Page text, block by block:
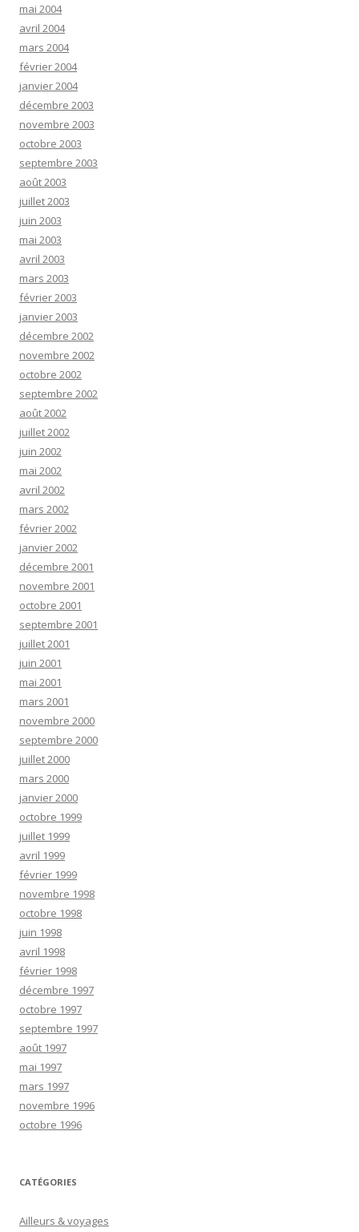
mai 2004
avril 2004
mars 2004
février 2004
janvier 2004
décembre 2003
novembre 2003
octobre 2003
septembre 2003
août 2003
juillet 2003
juin 2003
mai 2003
avril 2003
mars 2003
février 2003
janvier 2003
décembre 2002
novembre 2002
octobre 2002
septembre 2002
août 2002
juillet 2002
juin 2002
mai 2002
avril 2002
mars 2002
février 2002
janvier 2002
décembre 2001
novembre 2001
octobre 2001
septembre 2001
juillet 2001
juin 2001
mai 2001
mars 2001
novembre 2000
septembre 2000
juillet 2000
mars 2000
janvier 2000
octobre 1999
juillet 1999
avril 1999
février 1999
novembre 1998
octobre 1998
juin 1998
avril 1998
février 1998
décembre 1997
octobre 1997
septembre 1997
août 1997
mai 1997
mars 1997
novembre 1996
octobre 1996
CATÉGORIES
Ailleurs & voyages